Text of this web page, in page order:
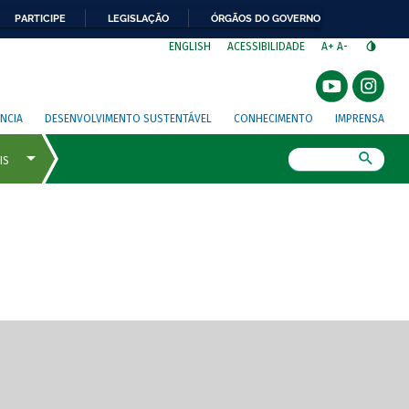
PARTICIPE LEGISLAÇÃO ÓRGÃOS DO GOVERNO
ENGLISH ACESSIBILIDADE A+ A-
DESENVOLVIMENTO SUSTENTÁVEL CONHECIMENTO IMPRENSA
de tela